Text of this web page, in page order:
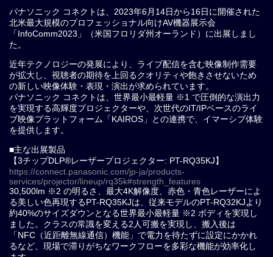
「InfoComm2023」に出展
パナソニック コネクトは、2023年6月14日から16日に開催された
北米最大規模のプロフェッショナル向けAV機器展示会
「InfoComm2023」（米国フロリダ州オーランド）に出展しまし
た。
近年テクノロジーの発展により、ライブ配信を含む映像制作需要
が拡大し、視聴者の期待を上回るクオリティや飽きさせないため
の新しい映像体験・表現・演出が求められています。
パナソニック コネクトは、世界最小最軽量 ※1 で圧倒的な演出力
を実現する高輝度プロジェクターや、次世代のIT/IPベースのライ
ブ映像プラットフォーム「KAIROS」との連携で、イマーシブ体験
を提供します。
■主な出展製品
【3チップDLP®レーザープロジェクター: PT-RQ35KJ】
https://connect.panasonic.com/jp-ja/products-
services/projector/lineup/rq35k#strength_features
30,500lm ※2 の明るさ、最大4K解像度、赤色・青色レーザーによ
る美しい色再現するPT-RQ35KJは、従来モデルのPT-RQ32KJより
約40%のサイズダウンとなる世界最小最軽量 ※2 ボディを実現し
ました。クラスの常識を変える2人可搬を実現し、搬入後は
「NFC（近距離無線通信）機能」で電力を待たずに設定にかかれ
るなど、現場で滞りがちなワークフローを多彩な機能が効率化し